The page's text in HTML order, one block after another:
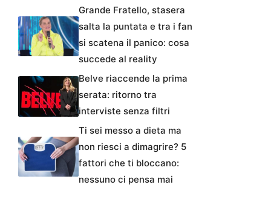
Grande Fratello, stasera
salta la puntata e tra i fan
si scatena il panico: cosa
succede al reality
Belve riaccende la prima
serata: ritorno tra
interviste senza filtri
Ti sei messo a dieta ma
non riesci a dimagrire? 5
fattori che ti bloccano:
nessuno ci pensa mai